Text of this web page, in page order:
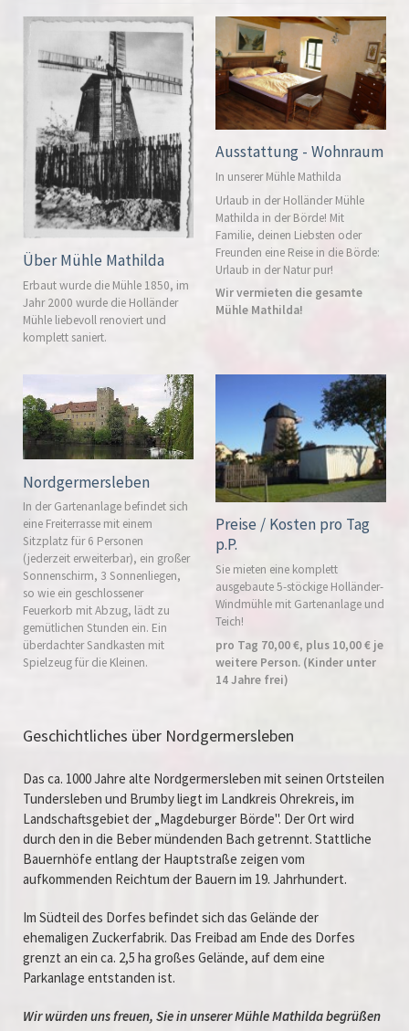
Über Mühle Mathilda
Erbaut wurde die Mühle 1850, im
Jahr 2000 wurde die Holländer
Mühle liebevoll renoviert und
komplett saniert.
Ausstattung - Wohnraum
In unserer Mühle Mathilda
Urlaub in der Holländer Mühle
Mathilda in der Börde! Mit
Familie, deinen Liebsten oder
Freunden eine Reise in die Börde:
Urlaub in der Natur pur!
Wir vermieten die gesamte
Mühle Mathilda!
Nordgermersleben
In der Gartenanlage befindet sich
eine Freiterrasse mit einem
Sitzplatz für 6 Personen
(jederzeit erweiterbar), ein großer
Sonnenschirm, 3 Sonnenliegen,
so wie ein geschlossener
Feuerkorb mit Abzug, lädt zu
gemütlichen Stunden ein. Ein
überdachter Sandkasten mit
Spielzeug für die Kleinen.
Preise / Kosten pro Tag
p.P.
Sie mieten eine komplett
ausgebaute 5-stöckige Holländer-
Windmühle mit Gartenanlage und
Teich!
pro Tag 70,00 €, plus 10,00 € je
weitere Person. (Kinder unter
14 Jahre frei)
Geschichtliches über Nordgermersleben
Das ca. 1000 Jahre alte Nordgermersleben mit seinen Ortsteilen
Tundersleben und Brumby liegt im Landkreis Ohrekreis, im
Landschaftsgebiet der „Magdeburger Börde". Der Ort wird
durch den in die Beber mündenden Bach getrennt. Stattliche
Bauernhöfe entlang der Hauptstraße zeigen vom
aufkommenden Reichtum der Bauern im 19. Jahrhundert.
Im Südteil des Dorfes befindet sich das Gelände der
ehemaligen Zuckerfabrik. Das Freibad am Ende des Dorfes
grenzt an ein ca. 2,5 ha großes Gelände, auf dem eine
Parkanlage entstanden ist.
Wir würden uns freuen, Sie in unserer Mühle Mathilda begrüßen